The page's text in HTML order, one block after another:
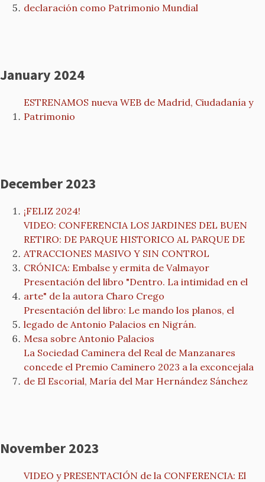
declaración como Patrimonio Mundial
January 2024
ESTRENAMOS nueva WEB de Madrid, Ciudadanía y
Patrimonio
December 2023
¡FELIZ 2024!
VIDEO: CONFERENCIA LOS JARDINES DEL BUEN
RETIRO: DE PARQUE HISTORICO AL PARQUE DE
ATRACCIONES MASIVO Y SIN CONTROL
CRÓNICA: Embalse y ermita de Valmayor
Presentación del libro "Dentro. La intimidad en el
arte" de la autora Charo Crego
Presentación del libro: Le mando los planos, el
legado de Antonio Palacios en Nigrán.
Mesa sobre Antonio Palacios
La Sociedad Caminera del Real de Manzanares
concede el Premio Caminero 2023 a la exconcejala
de El Escorial, María del Mar Hernández Sánchez
November 2023
VIDEO y PRESENTACIÓN de la CONFERENCIA: El